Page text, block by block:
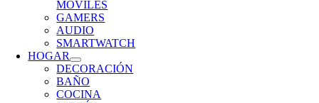
MÓVILES
GAMERS
AUDIO
SMARTWATCH
HOGAR
DECORACIÓN
BAÑO
COCINA